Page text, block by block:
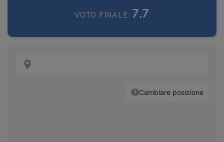
VOTO FINALE: 7.7